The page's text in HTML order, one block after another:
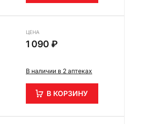
ЦЕНА
1 090 ₽
В наличии в 2 аптеках
В КОРЗИНУ